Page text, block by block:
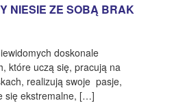
NIESIE ZE SOBĄ BRAK
doskonale
które uczą się, pracują na
realizują swoje pasje,
się ekstremalne, […]